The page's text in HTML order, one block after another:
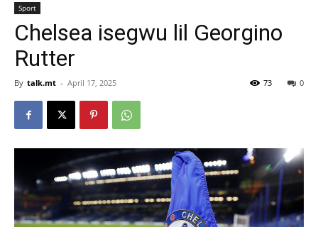
Sport
Chelsea isegwu lil Georgino
Rutter
By talk.mt - April 17, 2025 0
73